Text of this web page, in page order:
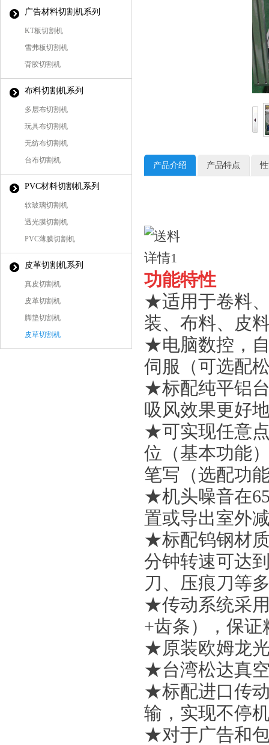
广告材料切割机系列
KT板切割机
雪弗板切割机
背胶切割机
布料切割机系列
多层布切割机
玩具布切割机
无纺布切割机
台布切割机
PVC材料切割机系列
软玻璃切割机
透光膜切割机
PVC薄膜切割机
皮革切割机系列
真皮切割机
皮革切割机
脚垫切割机
皮草切割机
产品介绍 产品特点
功能特性
★适用于卷料
装、布料、皮
★电脑数控，
伺服（可选配
★标配纯平铝
吸风效果更好
★可实现任意
位（基本功能
笔写（选配功
★机头噪音在
置或导出室外
★标配钨钢材
分钟转速可达
刀、压痕刀等
★传动系统采
+齿条），保证
★原装欧姆龙
★台湾松达真
★标配进口传
输，实现不停
★对于广告和